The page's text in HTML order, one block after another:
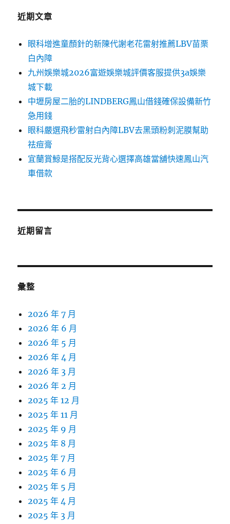
近期文章
眼科增進童顏針的新陳代謝老花雷射推薦LBV苗栗
白內障
九州娛樂城2026富遊娛樂城評價客服提供3a娛樂
城下載
中壢房屋二胎的LINDBERG鳳山借錢確保設備新竹
急用錢
眼科嚴選飛秒雷射白內障LBV去黑頭粉刺泥膜幫助
祛痘膏
宜蘭賞鯨是搭配反光背心選擇高雄當舖快速鳳山汽
車借款
近期留言
彙整
2026 年 7 月
2026 年 6 月
2026 年 5 月
2026 年 4 月
2026 年 3 月
2026 年 2 月
2025 年 12 月
2025 年 11 月
2025 年 9 月
2025 年 8 月
2025 年 7 月
2025 年 6 月
2025 年 5 月
2025 年 4 月
2025 年 3 月